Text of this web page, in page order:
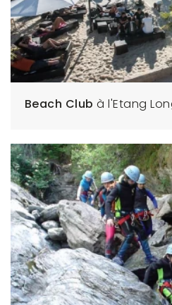
Beach Clubà l'Etang